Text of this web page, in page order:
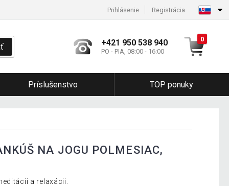
Prihlásenie Registrácia
+421 950 538 940
PO - PIA, 08:00 - 16:00
0
Príslušenstvo TOP ponuky
NA JOGU POLMESIAC,
a relaxácii.